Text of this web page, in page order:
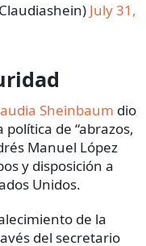
July 31,
Sheinbaum dio
de “abrazos,
Manuel López
y disposición a
Unidos.
de la
del secretario